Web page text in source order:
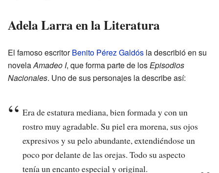
Adela Larra en la Literatura
El famoso escritorBenito Pérez Galdós la describió en su
novelaAmadeo I, que forma parte de losEpisodios
Nacionales. Uno de sus personajes la describe así:
Era de estatura mediana, bien formada y con un
rostro muy agradable. Su piel era morena, sus ojos
expresivos y su pelo abundante, extendiéndose un
poco por delante de las orejas. Todo su aspecto
tenía un encanto especial y original.